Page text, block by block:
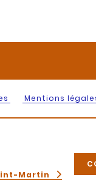
Mentions
Martin